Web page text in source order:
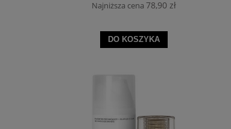
Najniższa cena 78,90 zł
DO KOSZYKA